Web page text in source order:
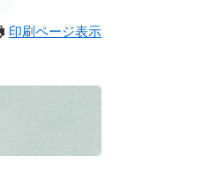
印刷ページ表示